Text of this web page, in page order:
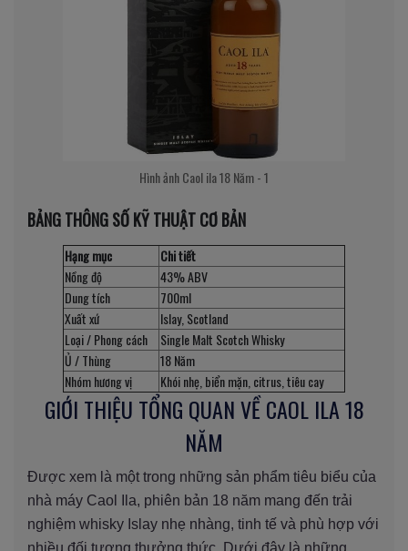
Hình ảnh Caol ila 18 Năm - 1
BẢNG THÔNG SỐ KỸ THUẬT CƠ BẢN
Hạng mục
Chi tiết
Nồng độ
43% ABV
Dung tích
700ml
Xuất xứ
Islay, Scotland
Loại / Phong cách
Single Malt Scotch Whisky
Ủ / Thùng
18 Năm
Nhóm hương vị
Khói nhẹ, biển mặn, citrus, tiêu cay
GIỚI THIỆU TỔNG QUAN VỀ CAOL ILA 18
NĂM
Được xem là một trong những sản phẩm tiêu biểu của
nhà máy Caol Ila, phiên bản 18 năm mang đến trải
nghiệm whisky Islay nhẹ nhàng, tinh tế và phù hợp với
nhiều đối tượng thưởng thức. Dưới đây là những